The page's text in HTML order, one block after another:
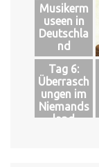
Musikerm
useen in
Deutschla
nd
Tag 6:
Überrasch
ungen im
Niemands
land